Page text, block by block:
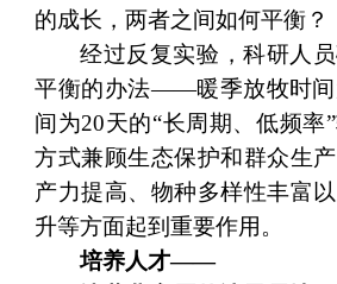
的成长，两者之间如何平衡？
经过反复实验，科研人
平衡的办法——暖季放牧时间
间为20天的“长周期、低频率
方式兼顾生态保护和群众生
产力提高、物种多样性丰富
升等方面起到重要作用。
培养人才——